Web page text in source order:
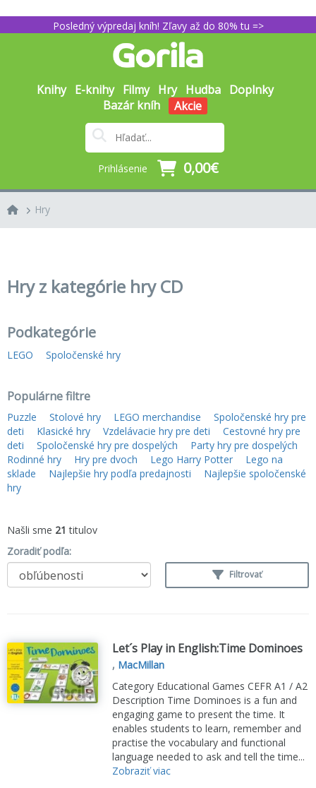
Posledný výpredaj kníh! Zľavy až do 80% tu =>
Knihy E-knihy Filmy Hry Hudba Doplnky
Bazár kníh
Akcie
Prihlásenie 0,00€
Hry
Hry z kategórie hry CD
Podkategórie
LEGO Spoločenské hry
Populárne filtre
Puzzle Stolové hry LEGO merchandise
Spoločenské hry pre
deti
Klasické hry Vzdelávacie hry pre deti
Cestovné hry pre
deti
Spoločenské hry pre dospelých
Party hry pre dospelých
Rodinné hry
Hry pre dvoch Lego Harry Potter
Lego na
sklade
Najlepšie hry podľa predajnosti
Najlepšie spoločenské
hry
Našli sme 21 titulov
Zoradiť podľa:
Filtrovať
Let´s Play in English:Time Dominoes
, MacMillan
Category Educational Games CEFR A1 / A2
Description Time Dominoes is a fun and
engaging game to present the time. It
enables students to learn, remember and
practise the vocabulary and functional
language needed to ask and tell the time...
Zobraziť viac